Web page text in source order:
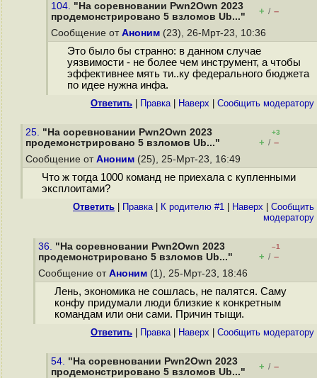
104. "На соревновании Pwn2Own 2023
продемонстрировано 5 взломов Ub..."
+ / –
Сообщение от Аноним (23), 26-Мрт-23, 10:36
Это было бы странно: в данном случае
уязвимости - не более чем инструмент, а чтобы
эффективнее мять ти..ку федерального бюджета
по идее нужна инфа.
Ответить Правка| Наверх Cообщить модератору
25. "На соревновании Pwn2Own 2023
продемонстрировано 5 взломов Ub..."
+3
+ / –
Сообщение от Аноним (25), 25-Мрт-23, 16:49
Что ж тогда 1000 команд не приехала с купленными
эксплоитами?
Ответить Правка| К родителю #1 Наверх
Cообщить
модератору
36. "На соревновании Pwn2Own 2023
продемонстрировано 5 взломов Ub..."
–1
+ / –
Сообщение от Аноним (1), 25-Мрт-23, 18:46
Лень, экономика не сошлась, не палятся. Саму
конфу придумали люди близкие к конкретным
командам или они сами. Причин тыщи.
Ответить Правка| Наверх Cообщить модератору
54. "На соревновании Pwn2Own 2023
продемонстрировано 5 взломов Ub..."
+ / –